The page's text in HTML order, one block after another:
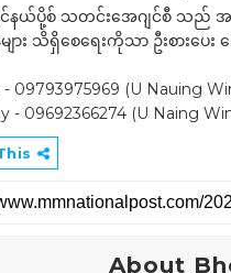
ရှင်နယ်ပို့စ် သတင်းအေဂျင်စီ သည်
ျား သိရှိစေရေးကိုသာ ဦးစားပ
- 09793975969 (U Nauing
- 09692366274 (U Naing
About